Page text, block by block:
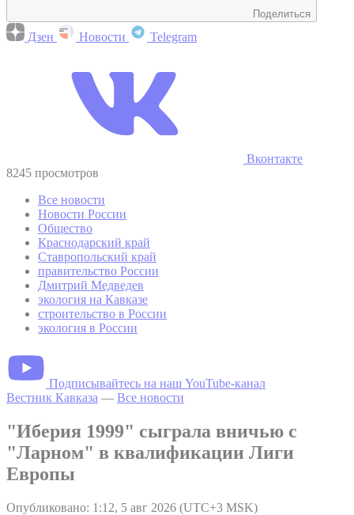
Поделиться
Дзен Новости Telegram
Вконтакте
8245 просмотров
Все новости
Новости России
Общество
Краснодарский край
Ставропольский край
правительство России
Дмитрий Медведев
экология на Кавказе
строительство в России
экология в России
Подписывайтесь на наш YouTube-канал
Вестник Кавказа — Все новости
"Иберия 1999" сыграла вничью с
"Ларном" в квалификации Лиги
Европы
Опубликовано: 1:12, 5 авг 2026 (UTC+3 MSK)